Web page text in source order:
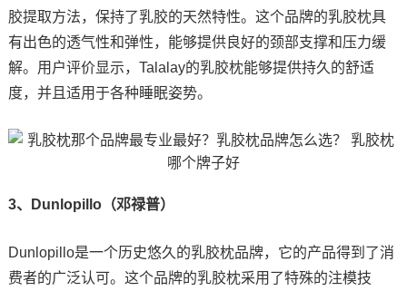
胶提取方法，保持了乳胶的天然特性。这个品牌的乳胶枕具
有出色的透气性和弹性，能够提供良好的颈部支撑和压力缓
解。用户评价显示，Talalay的乳胶枕能够提供持久的舒适
度，并且适用于各种睡眠姿势。
3、Dunlopillo（邓禄普）
Dunlopillo是一个历史悠久的乳胶枕品牌，它的产品得到了消
费者的广泛认可。这个品牌的乳胶枕采用了特殊的注模技